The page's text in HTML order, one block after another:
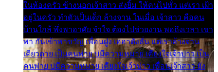
ในห้องครัว ข้างนอกเจ้าสาว ส่งยิ้ม ให้คนไปทั่ว แต่เรา เฝ้า
อยู่ในครัว ทำตัวเป็นเด็ก ล้างจาน ในเมื่อ เจ้าสาว คือคน
บ้านใกล้ พึ่งพาอาศัย จำใจ ต้องไปช่วยงาน พอถึงเวลา เขา
พา กันเข้าพาขวัญ เพื่อนฝูง เฮฮาดังลั่น แต่เราล้างจาน
เดียวดาย เป็นคนพ่าย บ่มีความหมาย เคียงใจเจ้าบ่าว เป็น
คนพ่าย บ่มีความหมาย เคียงใจเจ้าบ่าว เพื่อนเจ้าสาว ยัง